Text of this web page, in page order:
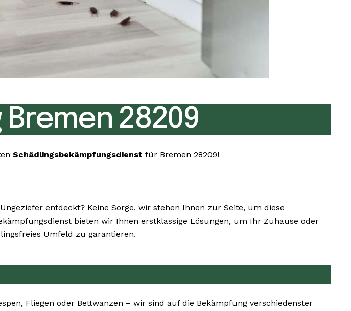
28209
Schädlingsbekämpfungsdienst für Bremen 28209!
entdeckt? Keine Sorge, wir stehen Ihnen zur Seite, um diese
bieten wir Ihnen erstklassige Lösungen, um Ihr Zuhause oder
Umfeld zu garantieren.
Fliegen oder Bettwanzen – wir sind auf die Bekämpfung verschiedenster